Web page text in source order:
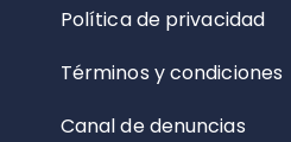
Política de privacidad
Términos y condiciones
Canal de denuncias